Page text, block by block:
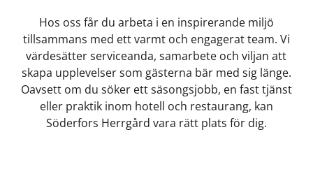
Hos oss får du arbeta i en inspirerande miljö
tillsammans med ett varmt och engagerat team. Vi
värdesätter serviceanda, samarbete och viljan att
skapa upplevelser som gästerna bär med sig länge.
Oavsett om du söker ett säsongsjobb, en fast tjänst
eller praktik inom hotell och restaurang, kan
Söderfors Herrgård vara rätt plats för dig.